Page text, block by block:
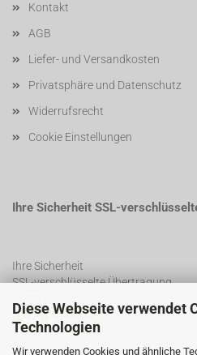
Diese Webseite verwendet
Technologien
Wir verwenden Cookies und ähnliche
Kontakt
AGB
Liefer- und Versandkosten
Privatsphäre und Datenschutz
Widerrufsrecht
Cookie Einstellungen
Ihre Sicherheit SSL-
Ihre Sicherheit
SSL-verschlüsselte Übertragung
SSL Certificate